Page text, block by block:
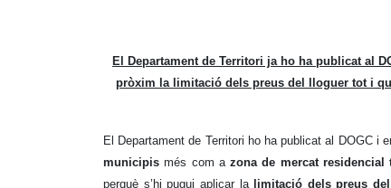
El Departament de Territori ja ho ha publicat al
pròxim la limitació dels preus del lloguer tot i
El Departament de Territori ho ha publicat al DOGC i
municipis més com a zona de mercat residencial
perquè s’hi pugui aplicar la limitació dels preus